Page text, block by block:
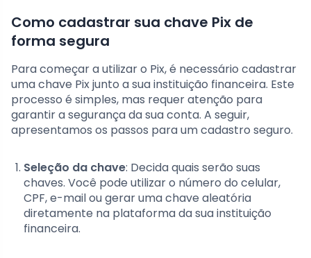
Como cadastrar sua chave Pix de
forma segura
Para começar a utilizar o Pix, é necessário cadastrar
uma chave Pix junto a sua instituição financeira. Este
processo é simples, mas requer atenção para
garantir a segurança da sua conta. A seguir,
apresentamos os passos para um cadastro seguro.
Seleção da chave: Decida quais serão suas
chaves. Você pode utilizar o número do celular,
CPF, e-mail ou gerar uma chave aleatória
diretamente na plataforma da sua instituição
financeira.